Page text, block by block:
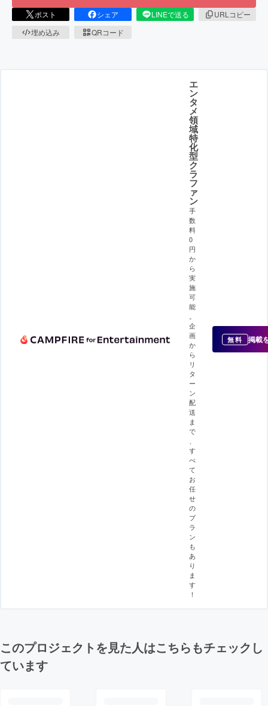
ポスト シェア LINEで送る
URLコピー
埋め込み
QRコード
エ
ン
タ
メ
領
域
特
化
型
ク
ラ
フ
ァ
ン
手
数
料
0
円
か
ら
実
施
可
能
。
企
画
か
ら
リ
タ
ー
ン
配
送
ま
で
、
す
べ
て
お
任
せ
の
プ
ラ
ン
も
あ
り
ま
す
！
無料 掲載
このプロジェクトを見た人はこちらもチェックし
ています